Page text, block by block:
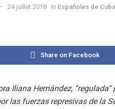
24 juillet 2018 in Españoles de Cuba
Share on Facebook
Iliana Hernández,
las fuerzas represivas de la